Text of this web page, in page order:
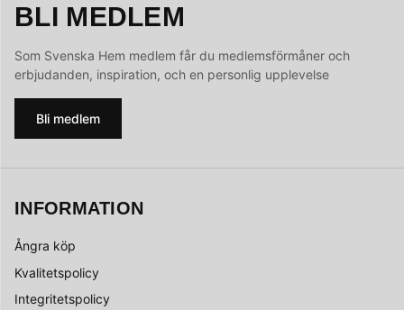
BLI MEDLEM
Som Svenska Hem medlem får du medlemsförmåner och
erbjudanden, inspiration, och en personlig upplevelse
Bli medlem
INFORMATION
Ångra köp
Kvalitetspolicy
Integritetspolicy